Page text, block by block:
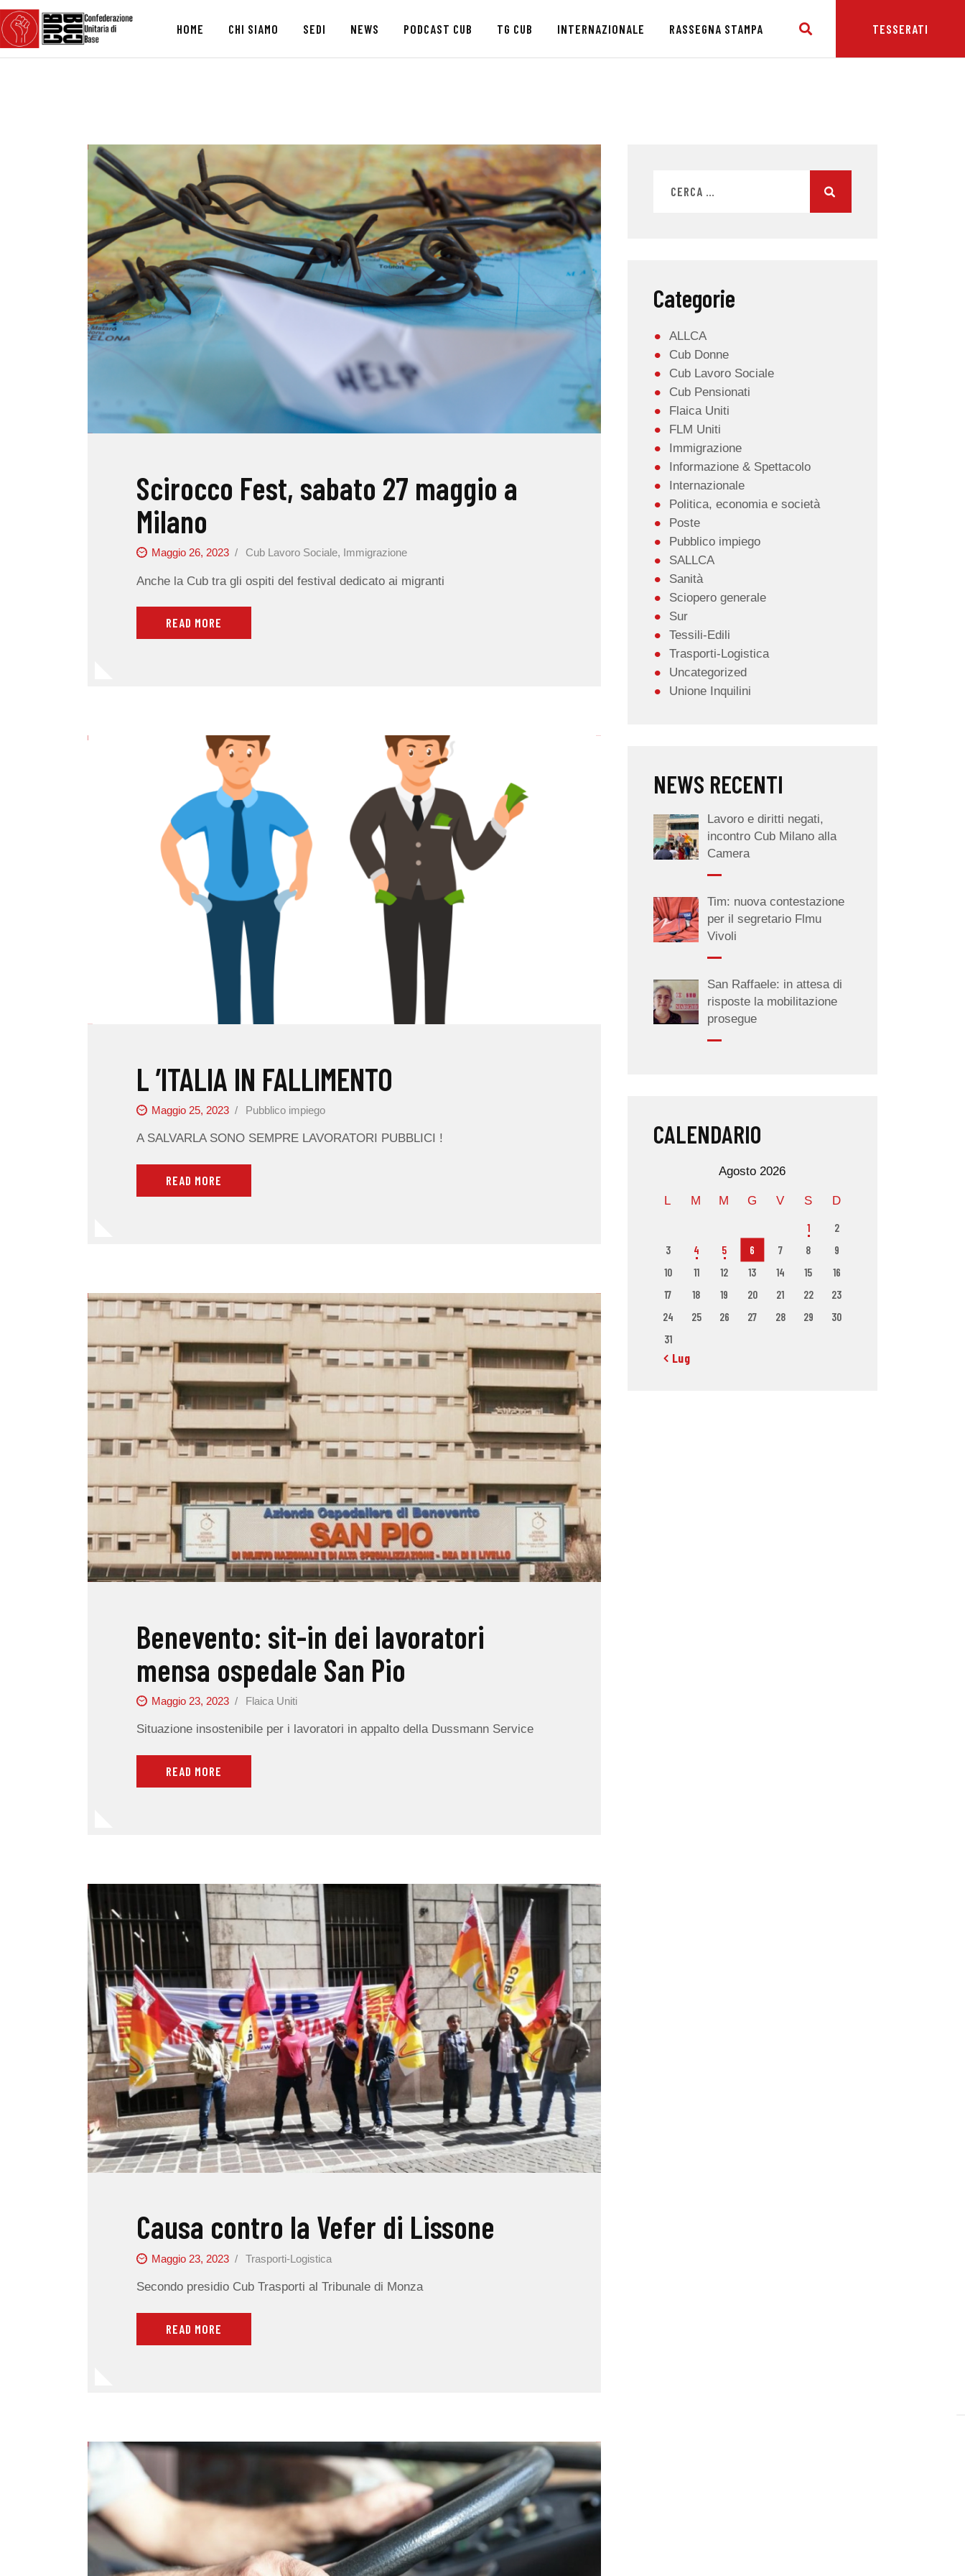
HOME CHI SIAMO SEDI NEWS PODCAST CUB TG CUB INTERNAZIONALE RASSEGNA STAMPA TESSERATI
HOME
CHI SIAMO
NEWS
PODCAST CUB
TG CUB
INTERNAZIONALE
RASSEGNA STAMPA
Scirocco Fest, sabato 27 maggio a
Milano
Maggio 26, 2023 Cub Lavoro Sociale, Immigrazione
Anche la Cub tra gli ospiti del festival dedicato ai migranti
READ MORE
L ’ITALIA IN FALLIMENTO
Maggio 25, 2023 Pubblico impiego
A SALVARLA SONO SEMPRE LAVORATORI PUBBLICI !
READ MORE
Benevento: sit-in dei lavoratori
mensa ospedale San Pio
Maggio 23, 2023 Flaica Uniti
Situazione insostenibile per i lavoratori in appalto della Dussmann Service
READ MORE
Causa contro la Vefer di Lissone
Maggio 23, 2023 Trasporti-Logistica
Secondo presidio Cub Trasporti al Tribunale di Monza
READ MORE
Categorie
ALLCA
Cub Donne
Cub Lavoro Sociale
Cub Pensionati
Flaica Uniti
FLM Uniti
Immigrazione
Informazione & Spettacolo
Internazionale
Politica, economia e società
Poste
Pubblico impiego
SALLCA
Sanità
Sciopero generale
Sur
Tessili-Edili
Trasporti-Logistica
Uncategorized
Unione Inquilini
NEWS RECENTI
Lavoro e diritti negati,
incontro Cub Milano alla
Camera
Tim: nuova contestazione
per il segretario Flmu
Vivoli
San Raffaele: in attesa di
risposte la mobilitazione
prosegue
CALENDARIO
Agosto 2026
L M M G V S D
1
2
3
4 5 6 7 8
9
10
11 12 13 14 15
16
17
18 19 20 21 22
23
24
25 26 27 28 29
30
31
« Lug